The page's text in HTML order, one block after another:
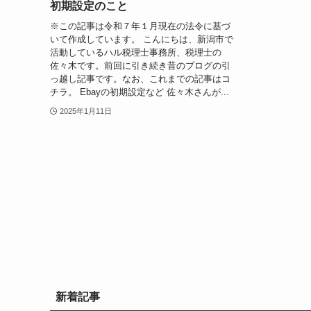
初期設定のこと
※この記事は令和７年１月現在の法令に基づ
いて作成しています。 こんにちは、新潟市で
活動しているハル税理士事務所、税理士の
佐々木です。前回に引き続き昔のブログの引
っ越し記事です。なお、これまでの記事はコ
チラ。 Ebayの初期設定など 佐々木さんが...
2025年1月11日
新着記事